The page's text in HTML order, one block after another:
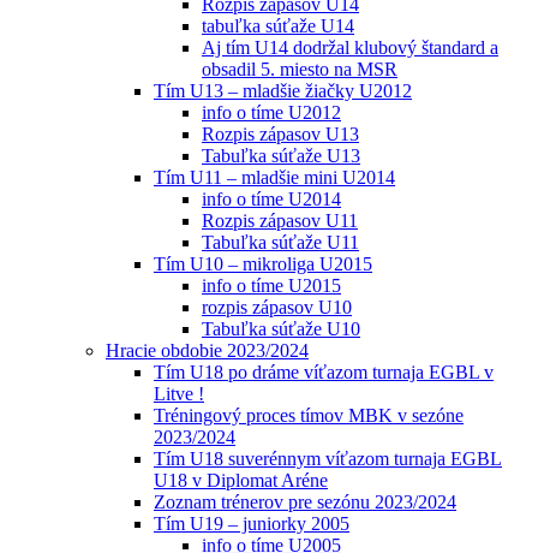
tabuľka súťaže U14
Aj tím U14 dodržal klubový štandard a
obsadil 5. miesto na MSR
Tím U13 – mladšie žiačky U2012
info o tíme U2012
Rozpis zápasov U13
Tabuľka súťaže U13
Tím U11 – mladšie mini U2014
info o tíme U2014
Rozpis zápasov U11
Tabuľka súťaže U11
Tím U10 – mikroliga U2015
info o tíme U2015
rozpis zápasov U10
Tabuľka súťaže U10
Hracie obdobie 2023/2024
Tím U18 po dráme víťazom turnaja EGBL v
Litve !
Tréningový proces tímov MBK v sezóne
2023/2024
Tím U18 suverénnym víťazom turnaja EGBL
U18 v Diplomat Aréne
Zoznam trénerov pre sezónu 2023/2024
Tím U19 – juniorky 2005
info o tíme U2005